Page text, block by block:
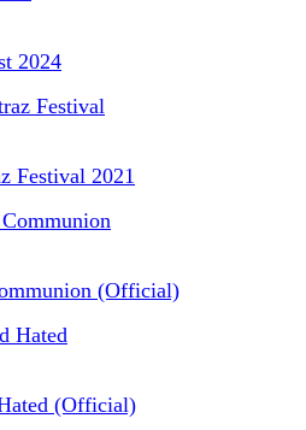
2024
Festival 2021
(Official)
(Official)